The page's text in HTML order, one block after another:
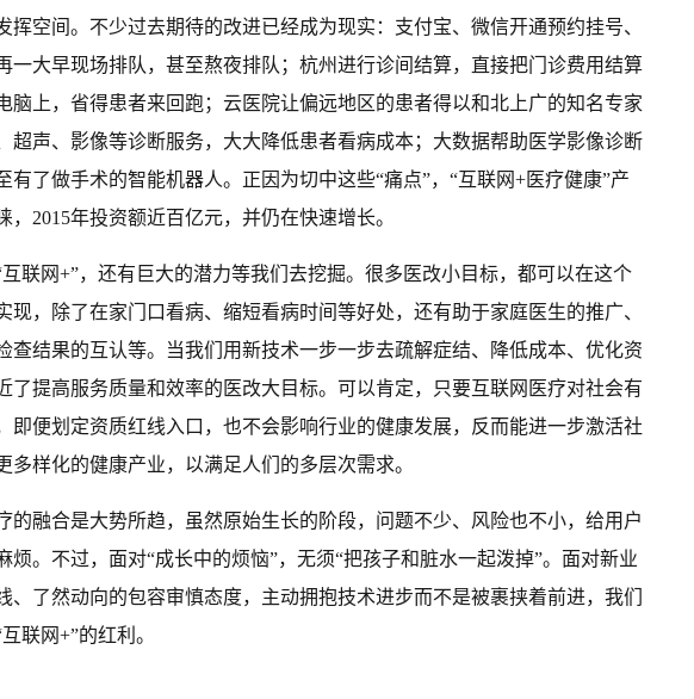
挥空间。不少过去期待的改进已经成为现实：支付宝、微信开通预约挂号、
一大早现场排队，甚至熬夜排队；杭州进行诊间结算，直接把门诊费用结算
脑上，省得患者来回跑；云医院让偏远地区的患者得以和北上广的知名专家
超声、影像等诊断服务，大大降低患者看病成本；大数据帮助医学影像诊断
有了做手术的智能机器人。正因为切中这些“痛点”，“互联网+医疗健康”产
，2015年投资额近百亿元，并仍在快速增长。
互联网+”，还有巨大的潜力等我们去挖掘。很多医改小目标，都可以在这个
现，除了在家门口看病、缩短看病时间等好处，还有助于家庭医生的推广、
查结果的互认等。当我们用新技术一步一步去疏解症结、降低成本、优化资
了提高服务质量和效率的医改大目标。可以肯定，只要互联网医疗对社会有
即便划定资质红线入口，也不会影响行业的健康发展，反而能进一步激活社
多样化的健康产业，以满足人们的多层次需求。
的融合是大势所趋，虽然原始生长的阶段，问题不少、风险也不小，给用户
烦。不过，面对“成长中的烦恼”，无须“把孩子和脏水一起泼掉”。面对新业
、了然动向的包容审慎态度，主动拥抱技术进步而不是被裹挟着前进，我们
联网+”的红利。